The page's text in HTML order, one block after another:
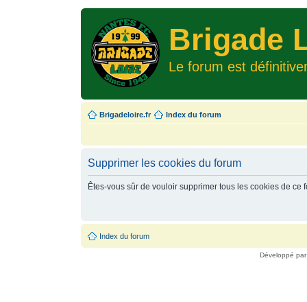
Brigade
Le forum est
Brigadeloire.fr Index du forum
Supprimer les cookies du forum
Êtes-vous sûr de vouloir supprimer tous les cookies de ce
Index du forum
Développé